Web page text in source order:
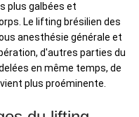
plus galbées et
Le lifting brésilien des
anesthésie générale et
d'autres parties du
en même temps, de
plus proéminente.